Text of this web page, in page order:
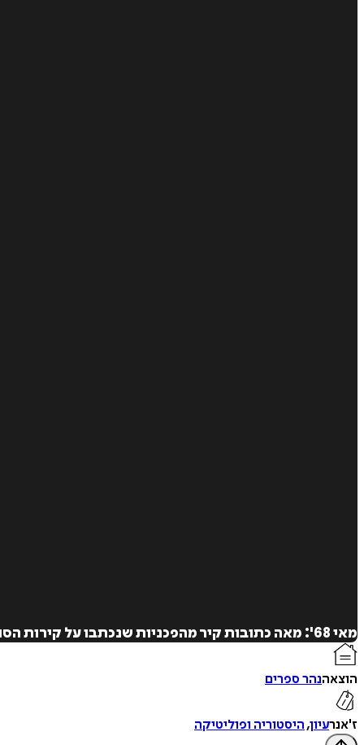
מאי 68': מאה כתובות קיר מהפכניות שנכתבו על קירות הסורבון - עדות סוערת לתקופה שבה סטודנטים ביקשו לשנות עולם דרך הומור, זעם וחלומות.
הוצאהנהר ספרים
ז'אנרעיון,היסטוריה ופוליטיקה